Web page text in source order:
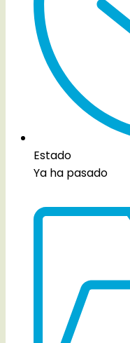
Estado
Ya ha pasado